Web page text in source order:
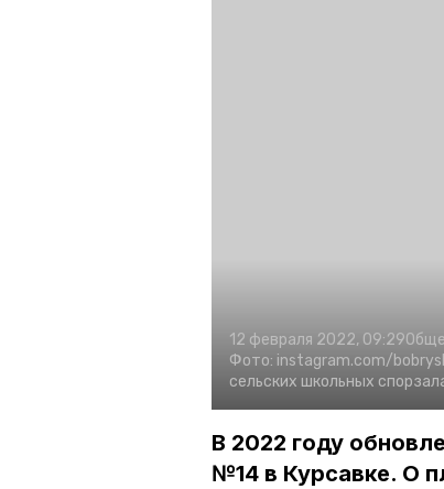
12 февраля 2022, 09:29
Фото: instagram.com/
сельских школьных
В 2022 году
№14 в Курсавке. О